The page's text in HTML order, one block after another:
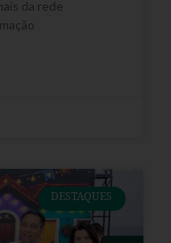
da rede
DESTAQUES